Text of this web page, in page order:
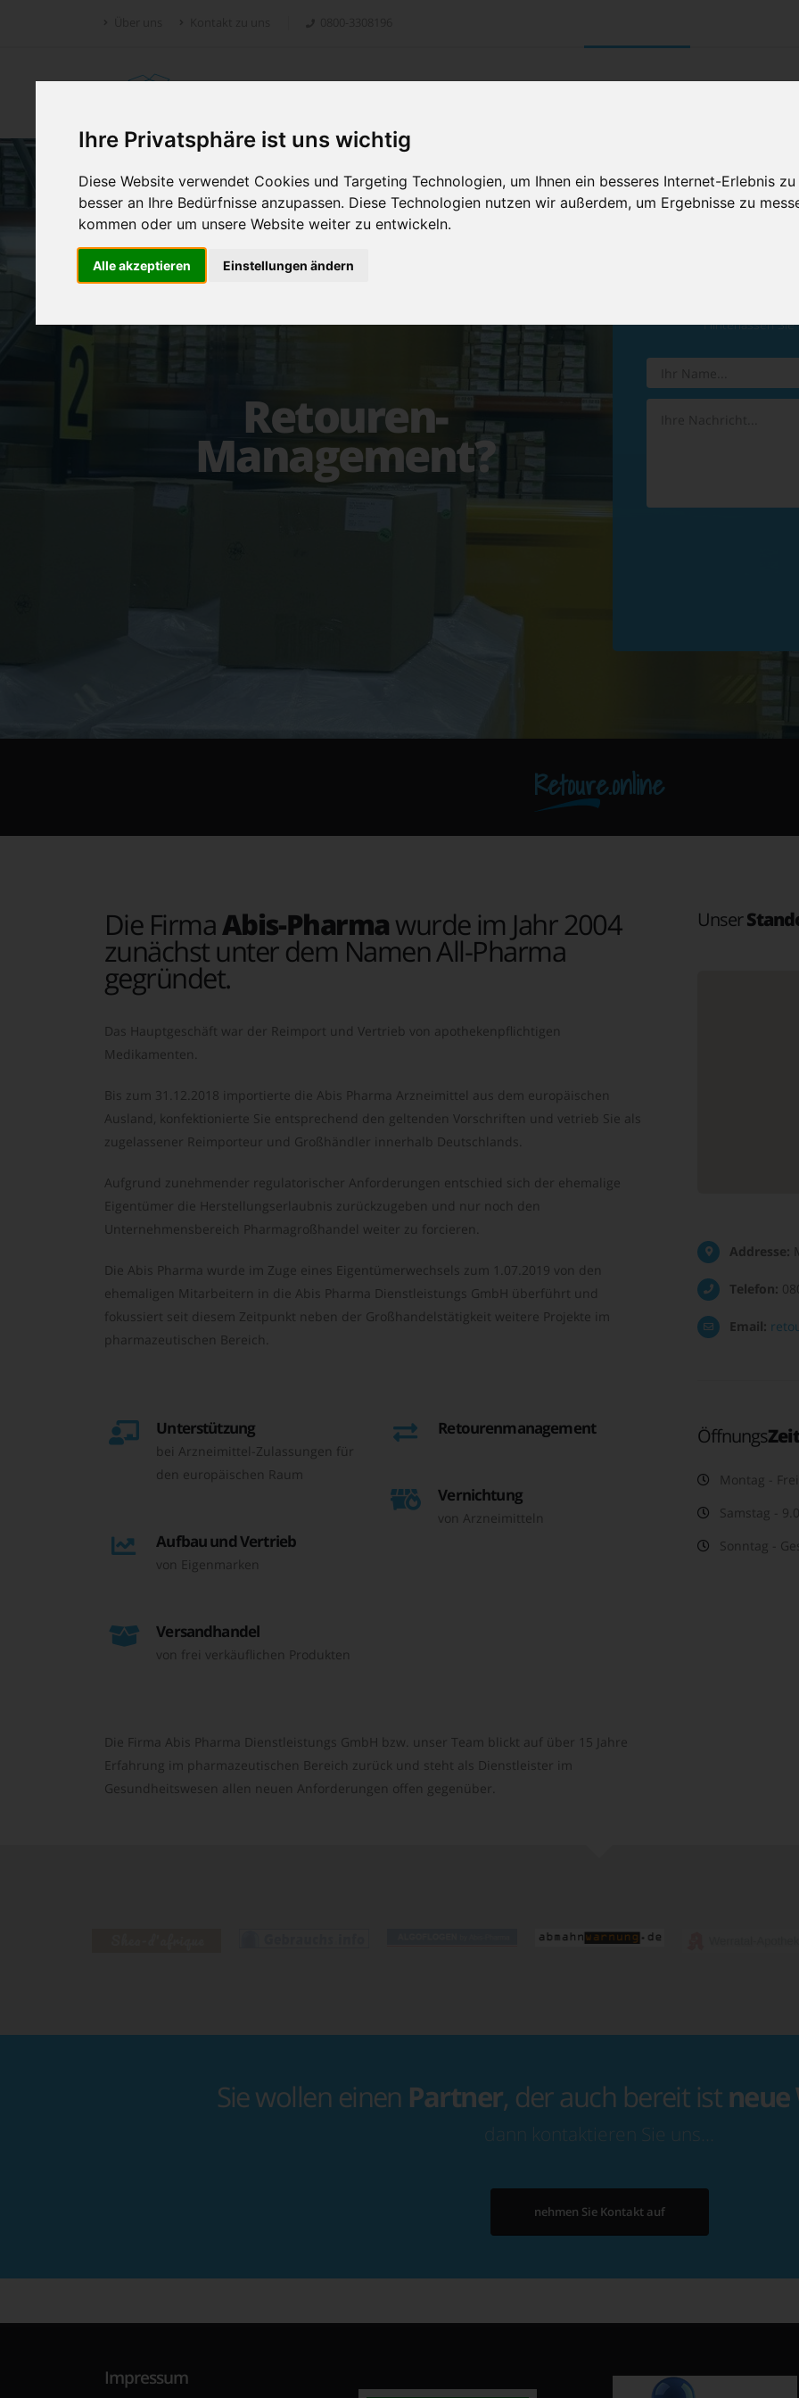
Ihre Privatsphäre ist uns wichtig
Diese Website verwendet Cookies und Targeting Technologien, um Ihnen ein besseres Internet-Erlebnis
besser an Ihre Bedürfnisse anzupassen. Diese Technologien nutzen wir außerdem, um Ergebnisse zu
kommen oder um unsere Website weiter zu entwickeln.
Alle akzeptieren Einstellungen ändern
Retoure.online
Retouren-
Management?
Hinterlassen
Retoure.online
Die FirmaAbis-Pharmawurde im Jahr 2004
zunächst unter dem Namen All-Pharma
gegründet.
Das Hauptgeschäft war der Reimport und Vertrieb von apothekenpflichtigen
Medikamenten.
Bis zum 31.12.2018 importierte die Abis Pharma Arzneimittel aus dem europäischen
Ausland, konfektionierte Sie entsprechend den geltenden Vorschriften und vetrieb Sie als
zugelassener Reimporteur und Großhändler innerhalb Deutschlands.
Aufgrund zunehmender regulatorischer Anforderungen entschied sich der ehemalige
Eigentümer die Herstellungserlaubnis zurückzugeben und nur noch den
Unternehmensbereich Pharmagroßhandel weiter zu forcieren.
Die Abis Pharma wurde im Zuge eines Eigentümerwechsels zum 1.07.2019 von den
ehemaligen Mitarbeitern in die Abis Pharma Dienstleistungs GmbH überführt und
fokussiert seit diesem Zeitpunkt neben der Großhandelstätigkeit weitere Projekte im
pharmazeutischen Bereich.
Unterstützung
bei Arzneimittel-Zulassungen für
den europäischen Raum
Aufbau und Vertrieb
von Eigenmarken
Versandhandel
von frei verkäuflichen Produkten
Retourenmanagement
Vernichtung
von Arzneimitteln
Die Firma Abis Pharma Dienstleistungs GmbH bzw. unser Team blickt auf über 15 Jahre
Erfahrung im pharmazeutischen Bereich zurück und steht als Dienstleister im
Gesundheitswesen allen neuen Anforderungen offen gegenüber.
Unser
Addresse:
Telefon:
Email:
Öffnungs
Montag -
Samstag -
Sonntag -
Sie wollen einen Partner, der auch bereit ist neue
dann kontaktieren Sie uns…
nehmen Sie Kontakt auf
Impressum